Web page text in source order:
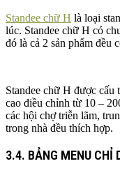
Standee chữ H là loại
lúc. Standee chữ H có
đó là cả 2 sản phẩm đều
Standee chữ H được cấu
cao điều chỉnh từ 10 –
các hội chợ triễn lãm,
trong nhà đều thích hợp.
3.4. BẢNG MENU CHỈ